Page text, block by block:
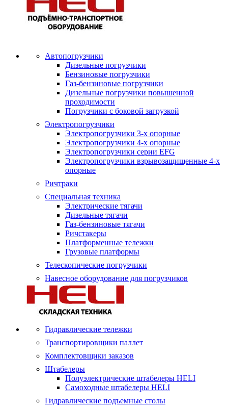
Автопогрузчики
Дизельные погрузчики
Бензиновые погрузчики
Газ-бензиновые погрузчики
Дизельные погрузчики повышенной
проходимости
Погрузчики с боковой загрузкой
Электропогрузчики
Электропогрузчики 3-х опорные
Электропогрузчики 4-х опорные
Электропогрузчики серии EFG
Электропогрузчики взрывозащищенные 4-х
опорные
Ричтраки
Специальная техника
Электрические тягачи
Дизельные тягачи
Газ-бензиновые тягачи
Ричстакеры
Платформенные тележки
Грузовые платформы
Телескопические погрузчики
Навесное оборудование для погрузчиков
Гидравлические тележки
Транспортировщики паллет
Комплектовщики заказов
Штабелеры
Полуэлектрические штабелеры HELI
Самоходные штабелеры HELI
Гидравлические подъемные столы